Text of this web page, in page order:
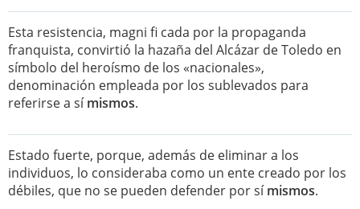
Esta resistencia, magni fi cada por la propaganda
franquista, convirtió la hazaña del Alcázar de Toledo en
símbolo del heroísmo de los «nacionales»,
denominación empleada por los sublevados para
referirse a símismos.
Estado fuerte, porque, además de eliminar a los
individuos, lo consideraba como un ente creado por los
débiles, que no se pueden defender por símismos.